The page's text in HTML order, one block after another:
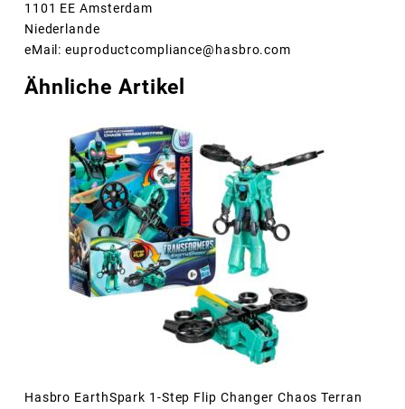
1101 EE Amsterdam
Niederlande
eMail: euproductcompliance@hasbro.com
Ähnliche Artikel
Hasbro EarthSpark 1-Step Flip Changer Chaos Terran